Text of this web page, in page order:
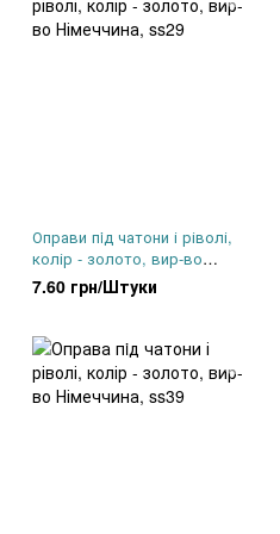
Оправи пiд чатони і ріволі,
колір - золото, вир-во
Німеччина, ss29
7.60 грн/Штуки